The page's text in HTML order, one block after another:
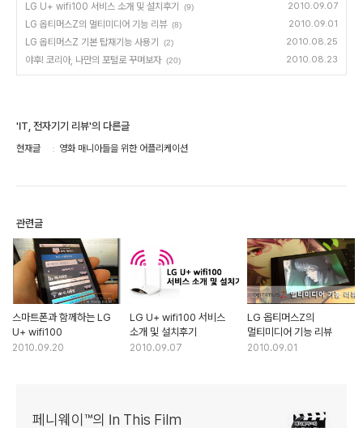
LG U+ wifi100 서비스 소개 및 설치후기 (9) 2010.09.07
LG 옵티머스Z의 멀티미디어 기능 리뷰 (8) 2010.09.01
LG 옵티머스Z 기본 탑재기능 사용기 (2) 2010.08.25
야후! 코리아, 나만의 포털로 꾸며보자 (20) 2010.08.23
'IT, 전자기기 리뷰'의 다른글
현재글 영화 매니아들을 위한 어플리케이션
관련글
스마트폰과 함께하는 LG
U+ wifi100
2010.09.20
LG U+ wifi100 서비스
소개 및 설치후기
2010.09.07
LG 옵티머스Z의
멀티미디어 기능 리뷰
2010.09.01
페니웨이™의 In This Film